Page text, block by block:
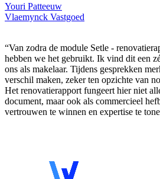
Youri Patteeuw
Vlaemynck Vastgoed
“Van zodra de module Setle -
hebben we het gebruikt. Ik vind dit een
ons als makelaar. Tijdens gesprekken
verschil maken, zeker ten opzichte van
Het renovatierapport fungeert hier niet
document, maar ook als commercieel
vertrouwen te winnen en expertise te